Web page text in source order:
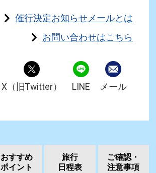
催行決定お知らせメールとは
お問い合わせはこちら
X（旧Twitter） LINE メール
おすすめ
ポイント
旅行
日程表
ご確認・
注意事項